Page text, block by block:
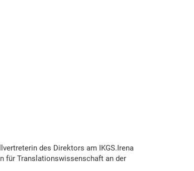
des Direktors am IKGS.Irena
für Translationswissenschaft an der